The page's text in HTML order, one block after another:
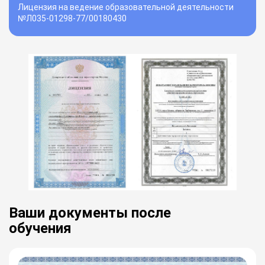
Лицензия на ведение образовательной деятельности
№Л035-01298-77/00180430
Ваши документы после
обучения